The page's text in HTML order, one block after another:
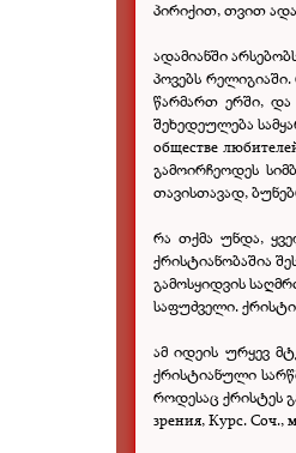
პირიქით, თვით
ადამიანში
პოვებს
წარმართ ერში, და
შეხედეულება
обществе
გამოირჩეოდეს
თავისთავად,
რა თქმა უნდა,
ქრისტიანობაშია
გამოსყიდვის
საფუძველი.
ამ იდეის ურყევ
ქრისტიანული
როდესაც ქრისტეს
зрения, Курс. Соч.,